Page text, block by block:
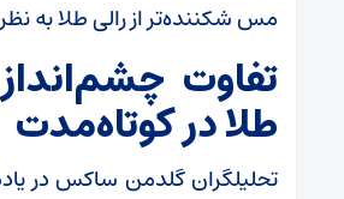
مس شکننده‌تر از رالی طلا به
تفاوت
طلا در کوتاه‌مدت
تحلیلگران گلدمن ساکس در